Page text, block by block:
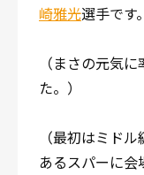
崎雅光選手です
（まさの元気
た。）
（最初はミド
あるスパーに会